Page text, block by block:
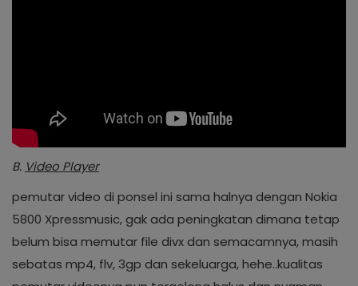
B. Video Player
pemutar video di ponsel ini sama halnya dengan Nokia
5800 Xpressmusic, gak ada peningkatan dimana tetap
belum bisa memutar file divx dan semacamnya, masih
sebatas mp4, flv, 3gp dan sekeluarga, hehe..kualitas